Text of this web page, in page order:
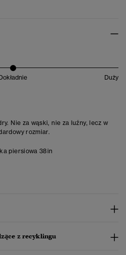
Duży
Nie za wąski, nie za luźny, lecz w
rozmiar.
piersiowa 38in
z recyklingu